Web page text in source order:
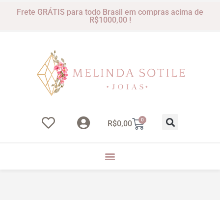
Frete GRÁTIS para todo Brasil em compras acima de
R$1000,00 !
R$0,00 0